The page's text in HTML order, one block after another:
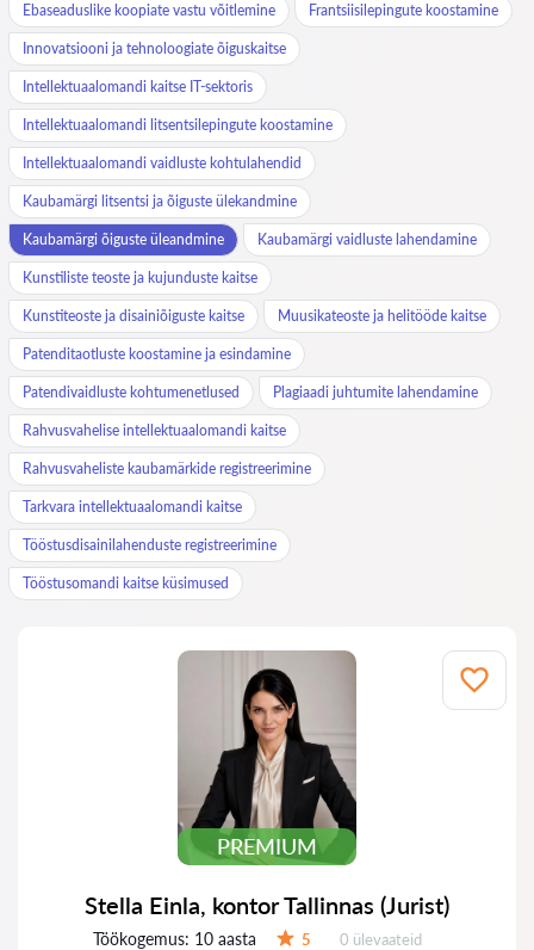
Ebaseaduslike koopiate vastu võitlemine Frantsiisilepingute koostamine
Innovatsiooni ja tehnoloogiate õiguskaitse
Intellektuaalomandi kaitse IT-sektoris
Intellektuaalomandi litsentsilepingute koostamine
Intellektuaalomandi vaidluste kohtulahendid
Kaubamärgi litsentsi ja õiguste ülekandmine
Kaubamärgi õiguste üleandmine Kaubamärgi vaidluste lahendamine
Kunstiliste teoste ja kujunduste kaitse
Kunstiteoste ja disainiõiguste kaitse Muusikateoste ja helitööde kaitse
Patenditaotluste koostamine ja esindamine
Patendivaidluste kohtumenetlused Plagiaadi juhtumite lahendamine
Rahvusvahelise intellektuaalomandi kaitse
Rahvusvaheliste kaubamärkide registreerimine
Tarkvara intellektuaalomandi kaitse
Tööstusdisainilahenduste registreerimine
Tööstusomandi kaitse küsimused
PREMIUM
Stella Einla, kontor Tallinnas (Jurist)
Töökogemus: 10 aasta 5 Ülevaateid:
0 ülevaateid